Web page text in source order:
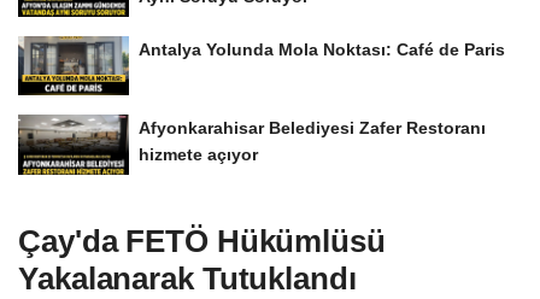
Antalya Yolunda Mola Noktası: Café de Paris
Afyonkarahisar Belediyesi Zafer Restoranı
hizmete açıyor
Çay'da FETÖ Hükümlüsü
Yakalanarak Tutuklandı